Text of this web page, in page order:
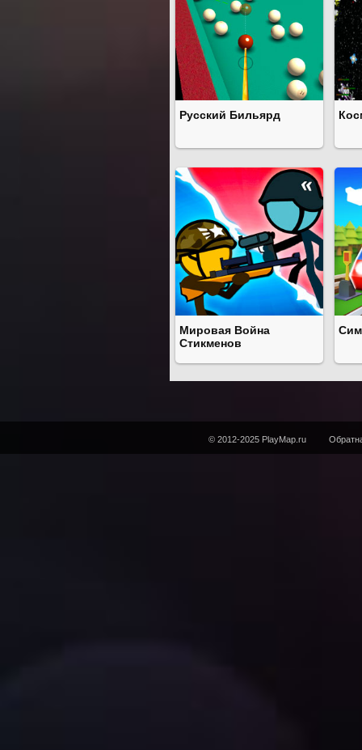
Русский Бильярд
Мировая Война
Стикменов
© 2012-2025 PlayMap.ru